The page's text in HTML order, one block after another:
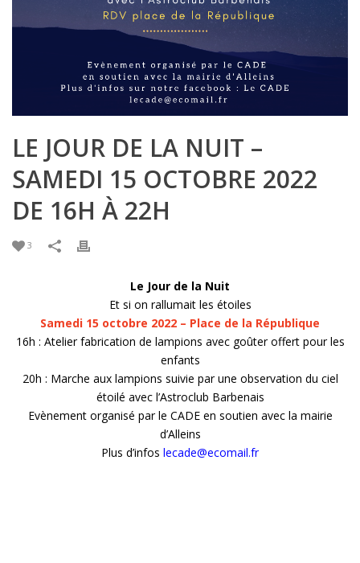
LE JOUR DE LA NUIT –
SAMEDI 15 OCTOBRE 2022
DE 16H À 22H
3
Le Jour de la Nuit
Et si on rallumait les étoiles
Samedi 15 octobre 2022 – Place de la République
16h : Atelier fabrication de lampions avec goûter offert pour les
enfants
20h : Marche aux lampions suivie par une observation du ciel
étoilé avec l’Astroclub Barbenais
Evènement organisé par le CADE en soutien avec la mairie
d’Alleins
Plus d’infos lecade@ecomail.fr